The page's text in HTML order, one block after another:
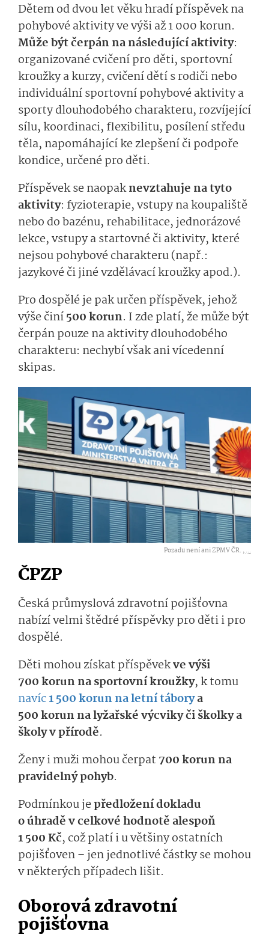
Dětem od dvou let věku hradí příspěvek na
pohybové aktivity ve výši až 1 000 korun.
Může být čerpán na následující aktivity:
organizované cvičení pro děti, sportovní
kroužky a kurzy, cvičení dětí s rodiči nebo
individuální sportovní pohybové aktivity a
sporty dlouhodobého charakteru, rozvíjející
sílu, koordinaci, flexibilitu, posílení středu
těla, napomáhající ke zlepšení či podpoře
kondice, určené pro děti.
Příspěvek se naopaknevztahuje na tyto
aktivity: fyzioterapie, vstupy na koupaliště
nebo do bazénu, rehabilitace, jednorázové
lekce, vstupy a startovné či aktivity, které
nejsou pohybové charakteru (např.:
jazykové či jiné vzdělávací kroužky apod.).
Pro dospělé je pak určen příspěvek, jehož
výše činí500 korun. I zde platí, že může být
čerpán pouze na aktivity dlouhodobého
charakteru: nechybí však ani vícedenní
skipas.
Pozadu není ani ZPMV ČR. ,...
ČPZP
Česká průmyslová zdravotní pojišťovna
nabízí velmi štědré příspěvky pro děti i pro
dospělé.
Děti mohou získat příspěvekve výši
700 korun na sportovní kroužky, k tomu
navíc1 500 korun na letní táborya
500 korun na lyžařské výcviky či školky a
školy v přírodě.
Ženy i muži mohou čerpat 700 korun na
pravidelný pohyb.
Podmínkou jepředložení dokladu
o úhradě v celkové hodnotě alespoň
1 500 Kč, což platí i u většiny ostatních
pojišťoven – jen jednotlivé částky se mohou
v některých případech lišit.
Oborová zdravotní
pojišťovna